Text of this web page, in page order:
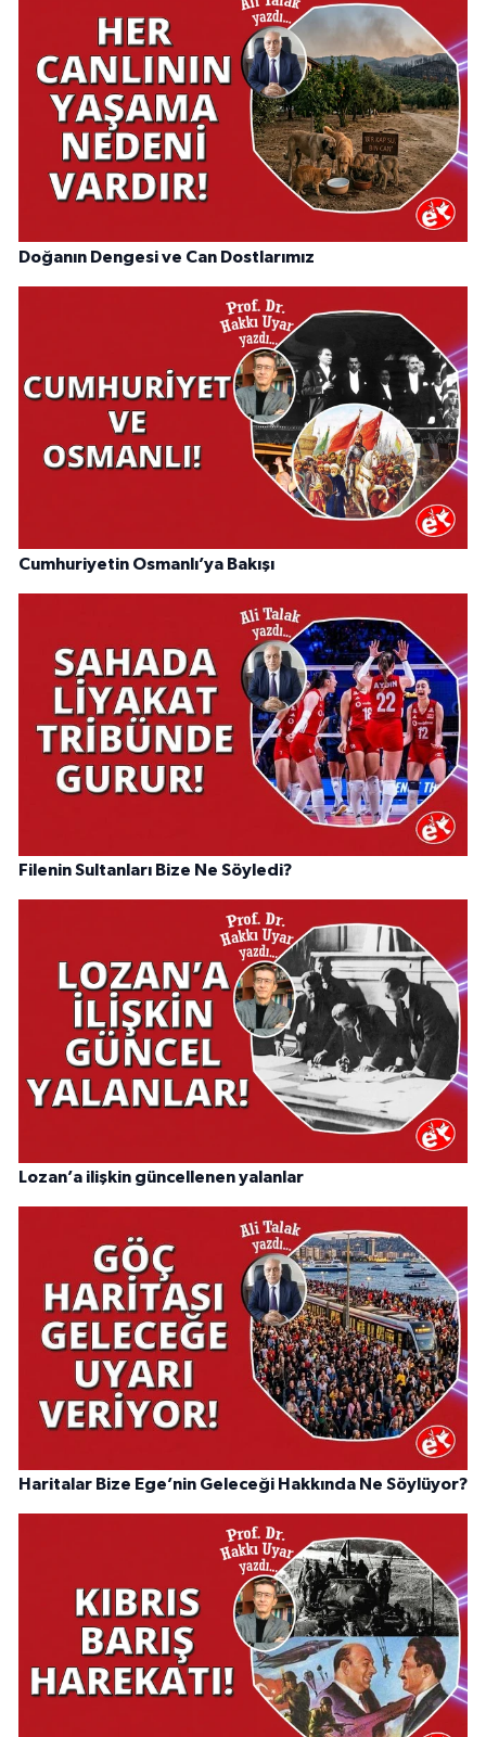
Doğanın Dengesi ve Can Dostlarımız
Cumhuriyetin Osmanlı’ya Bakışı
Filenin Sultanları Bize Ne Söyledi?
Lozan’a ilişkin güncellenen yalanlar
Haritalar Bize Ege’nin Geleceği Hakkında Ne Söylüyor?